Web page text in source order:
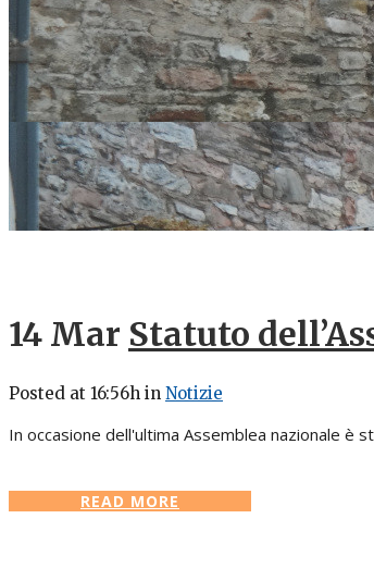
14 Mar Statuto
Posted at 16:56h in Notizie
In occasione dell'ultima Assemblea nazionale è
READ MORE